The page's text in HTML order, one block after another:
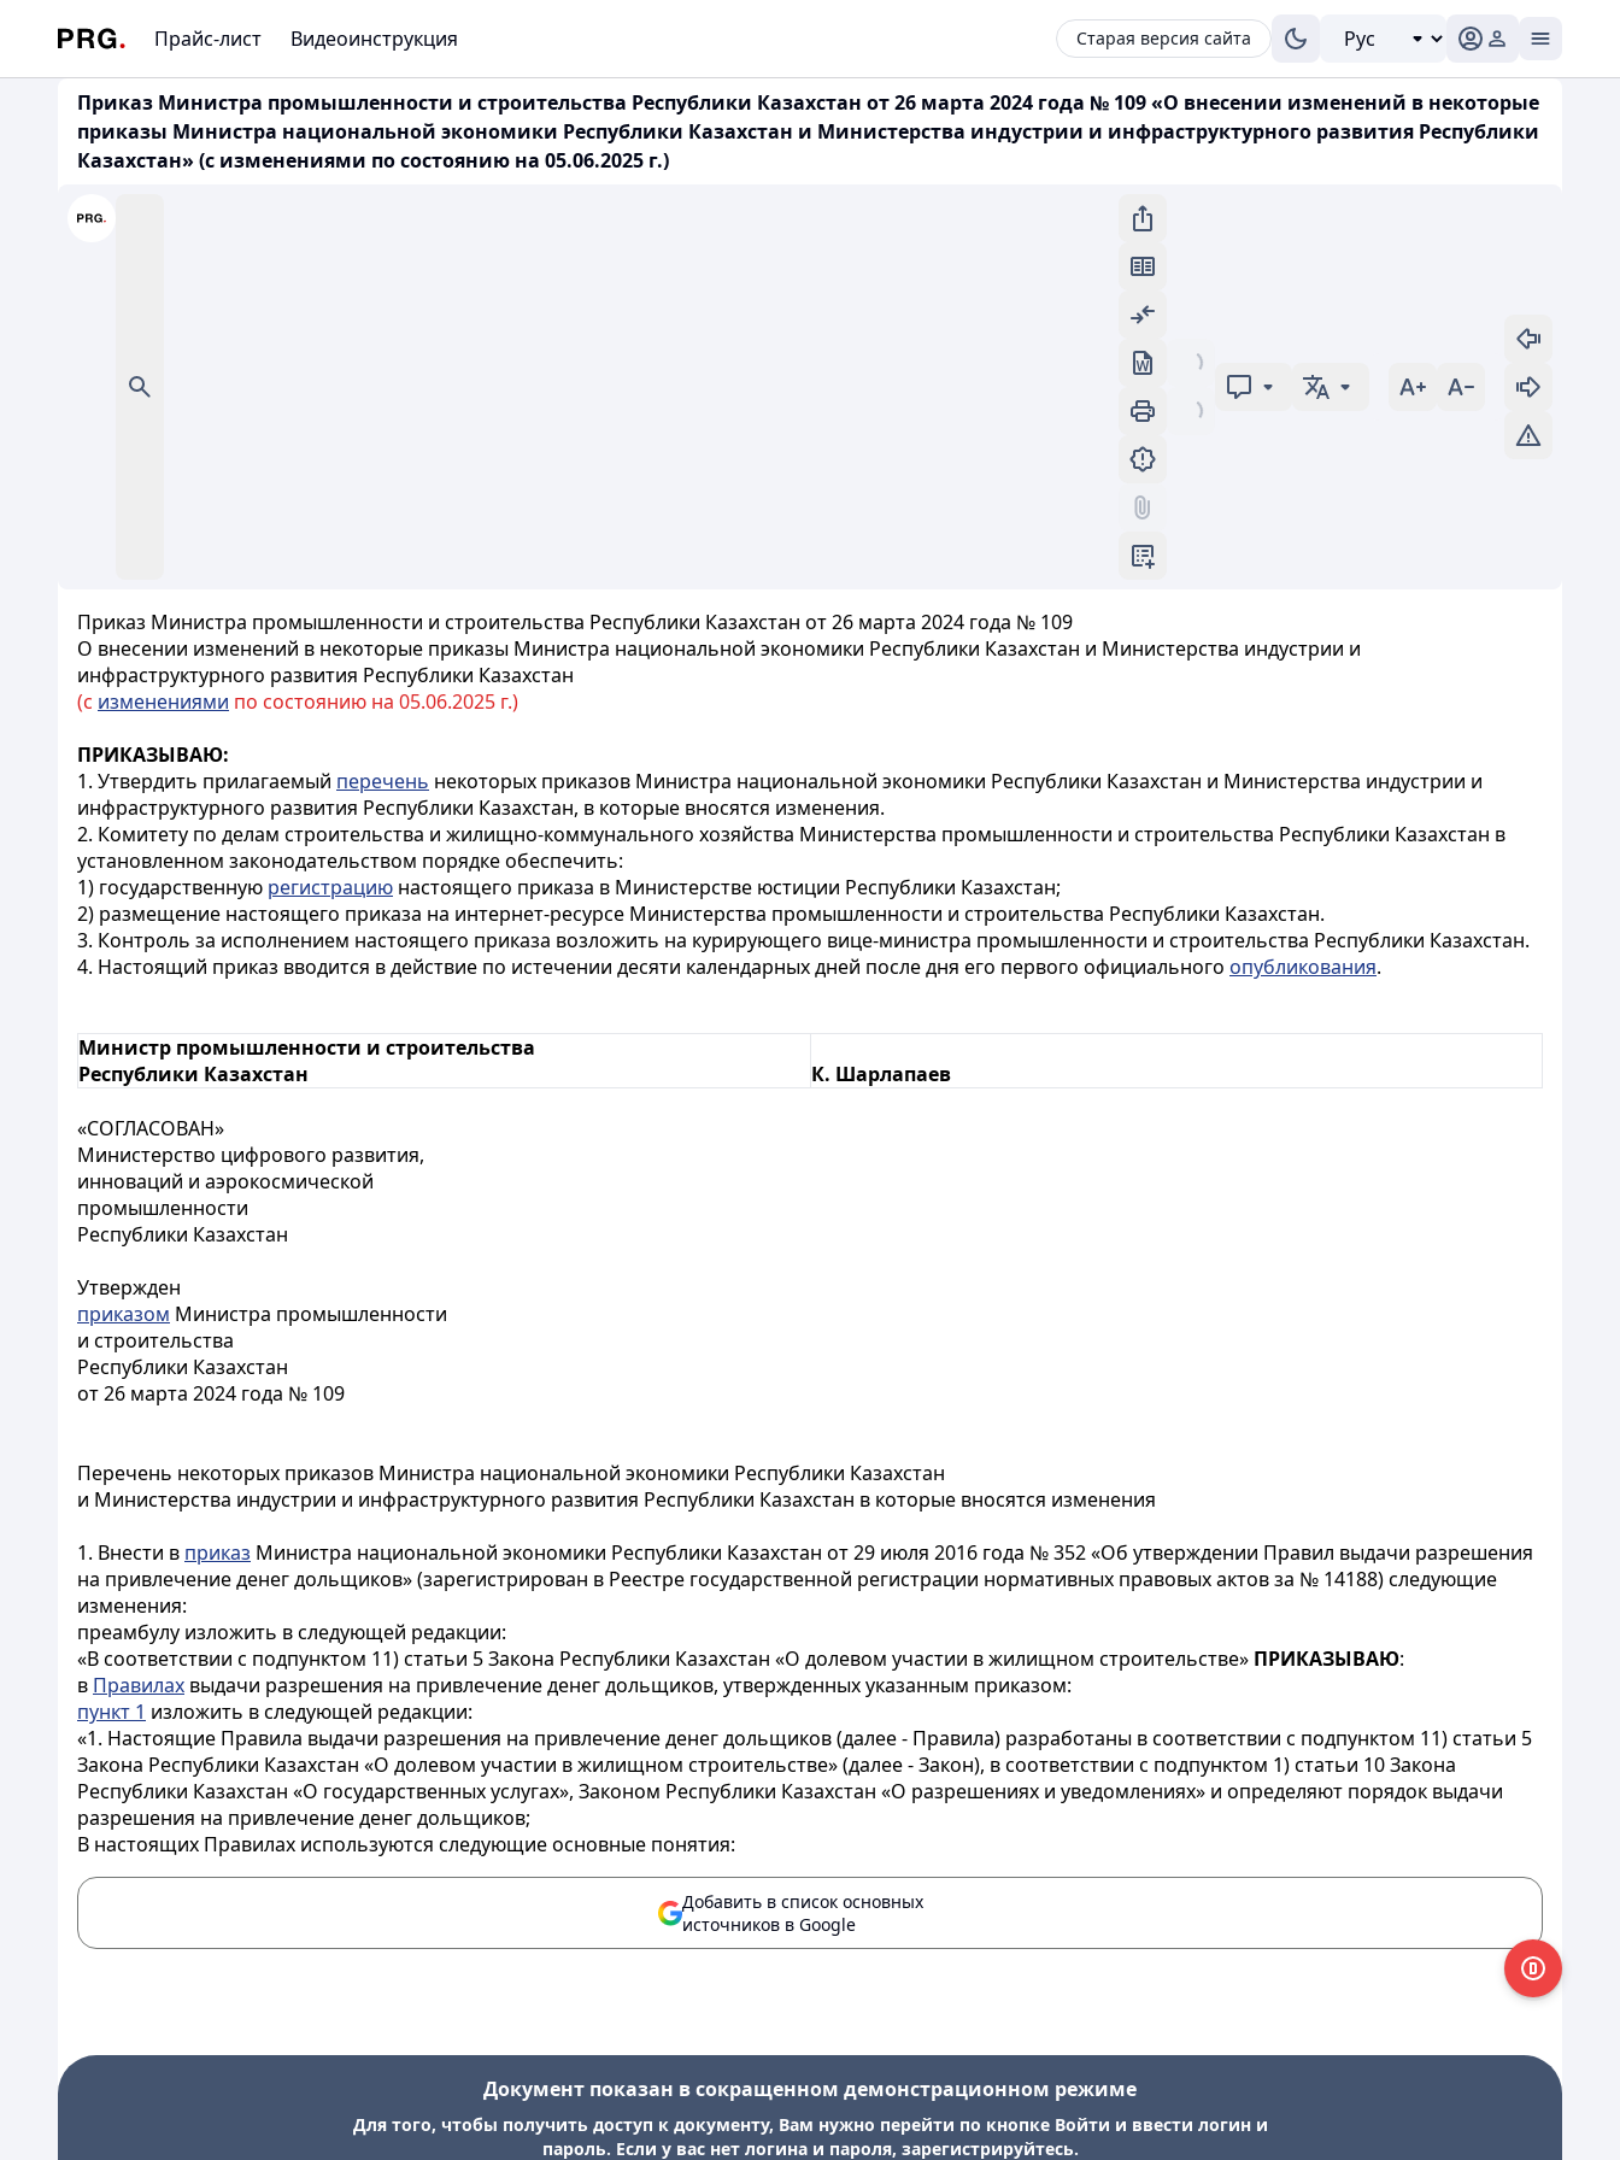
Прайс-лист Видеоинструкция Старая версия сайта
Приказ Министра промышленности и строительства Республики Казахстан от 26 марта 2024 года № 109 «О внесении изменений в некоторые
приказы Министра национальной экономики Республики Казахстан и Министерства индустрии и инфраструктурного развития Республики
Казахстан» (с изменениями по состоянию на 05.06.2025 г.)
Приказ Министра промышленности и строительства Республики Казахстан от 26 марта 2024 года № 109
О внесении изменений в некоторые приказы Министра национальной экономики Республики Казахстан и Министерства индустрии и
инфраструктурного развития Республики Казахстан
(с изменениями по состоянию на 05.06.2025 г.)
ПРИКАЗЫВАЮ:
1. Утвердить прилагаемый перечень некоторых приказов Министра национальной экономики Республики Казахстан и Министерства индустрии и
инфраструктурного развития Республики Казахстан, в которые вносятся изменения.
2. Комитету по делам строительства и жилищно-коммунального хозяйства Министерства промышленности и строительства Республики Казахстан в
установленном законодательством порядке обеспечить:
1) государственную регистрацию настоящего приказа в Министерстве юстиции Республики Казахстан;
2) размещение настоящего приказа на интернет-ресурсе Министерства промышленности и строительства Республики Казахстан.
3. Контроль за исполнением настоящего приказа возложить на курирующего вице-министра промышленности и строительства Республики Казахстан.
4. Настоящий приказ вводится в действие по истечении десяти календарных дней после дня его первого официального опубликования.
Министр промышленности и строительства
Республики Казахстан
К. Шарлапаев
«СОГЛАСОВАН»
Министерство цифрового развития,
инноваций и аэрокосмической
промышленности
Республики Казахстан
Утвержден
приказом Министра промышленности
и строительства
Республики Казахстан
от 26 марта 2024 года № 109
Перечень некоторых приказов Министра национальной экономики Республики Казахстан
и Министерства индустрии и инфраструктурного развития Республики Казахстан в которые вносятся изменения
1. Внести в приказ Министра национальной экономики Республики Казахстан от 29 июля 2016 года № 352 «Об утверждении Правил выдачи разрешения
на привлечение денег дольщиков» (зарегистрирован в Реестре государственной регистрации нормативных правовых актов за № 14188) следующие
изменения:
преамбулу изложить в следующей редакции:
«В соответствии с подпунктом 11) статьи 5 Закона Республики Казахстан «О долевом участии в жилищном строительстве» ПРИКАЗЫВАЮ:
в Правилах выдачи разрешения на привлечение денег дольщиков, утвержденных указанным приказом:
пункт 1 изложить в следующей редакции:
«1. Настоящие Правила выдачи разрешения на привлечение денег дольщиков (далее - Правила) разработаны в соответствии с подпунктом 11) статьи 5
Закона Республики Казахстан «О долевом участии в жилищном строительстве» (далее - Закон), в соответствии с подпунктом 1) статьи 10 Закона
Республики Казахстан «О государственных услугах», Законом Республики Казахстан «О разрешениях и уведомлениях» и определяют порядок выдачи
разрешения на привлечение денег дольщиков;
В настоящих Правилах используются следующие основные понятия:
Добавить в список основных
источников в Google
Документ показан в сокращенном демонстрационном режиме
Для того, чтобы получить доступ к документу, Вам нужно перейти по кнопке Войти и ввести логин и
пароль. Если у вас нет логина и пароля, зарегистрируйтесь.